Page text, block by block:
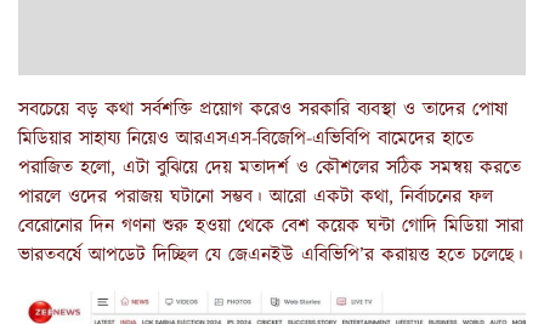
সবচেয়ে বড় কথা সর্বশক্তি প্রয়োগ করেও সরকারি ব্যবস্থা ও তাদের পোষা
মিডিয়ার সাহায্য নিয়েও আরএসএস-বিজেপি-এভিবিপি বামেদের হাতে
পরাজিত হলো, এটা বুঝিয়ে দেয় মতাদর্শ ও কৌশলের সঠিক সমন্বয় করতে
পারলে ওদের পরাজয় ঘটানো সম্ভব। আরো একটা কথা, নির্বাচনের ফল
বেরোনোর দিন গণনা শুরু হওয়া থেকে বেশ কয়েক ঘন্টা গোদি মিডিয়া সারা
ভারতবর্ষে আপডেট দিচ্ছিল যে জেএনইউ এবিভিপি’র করায়ত্ত হতে চলেছে।